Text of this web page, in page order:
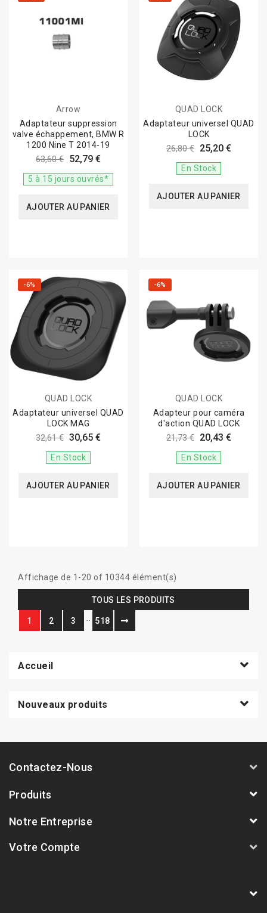
Arrow
Adaptateur suppression
valve échappement, BMW R
1200 Nine T 2014-19
63,60 € 52,79 €
5 à 15 jours ouvrés*
AJOUTER AU PANIER
QUAD LOCK
Adaptateur universel QUAD
LOCK
26,80 € 25,20 €
En Stock
AJOUTER AU PANIER
-6%
QUAD LOCK
Adaptateur universel QUAD
LOCK MAG
32,61 € 30,65 €
En Stock
AJOUTER AU PANIER
-6%
QUAD LOCK
Adapteur pour caméra
d'action QUAD LOCK
21,73 € 20,43 €
En Stock
AJOUTER AU PANIER
Affichage de 1-20 of 10344 élément(s)
TOUS LES PRODUITS
1 2 3 518
Accueil
Nouveaux produits
Contactez-Nous
Produits
Notre Entreprise
Votre Compte